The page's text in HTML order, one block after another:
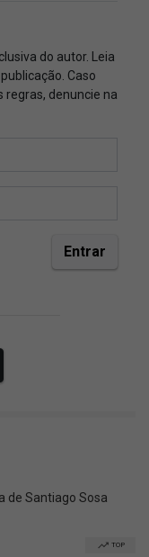
de Santiago Sosa
TOP